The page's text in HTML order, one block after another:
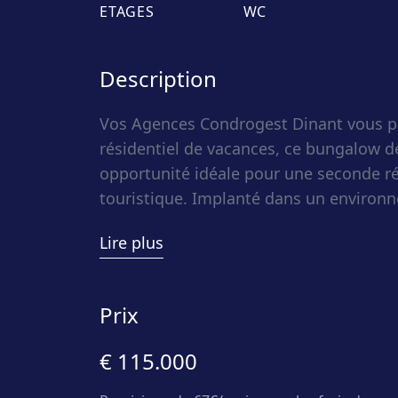
ETAGES WC
Description
Vos Agences Condrogest Dinant vous
résidentiel de vacances, ce bungalow
opportunité idéale pour une seconde
touristique. Implanté dans un
détente. L’un de ses atouts majeurs
activités de loisirs : promenades,
entièrement meublé, il permet une
Lire plus
Prix
€ 115.000